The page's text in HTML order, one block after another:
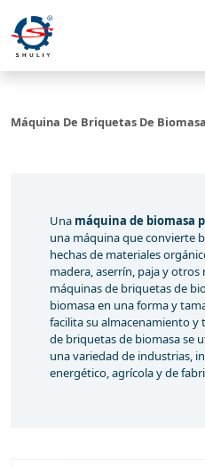
Máquina De Briquetas De Biomasa
Una máquina de biomasa
una máquina que convierte
hechas de materiales
madera, aserrín, paja y otros
máquinas de briquetas de
biomasa en una forma y
facilita su almacenamiento y
de briquetas de biomasa se
una variedad de industrias,
energético, agrícola y de